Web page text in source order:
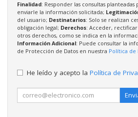
Finalidad: Responder las consultas planteadas
enviarle la información solicitada;
del usuario; Destinatarios: Solo se realizan
obligación legal; Derechos: Acceder,
otros derechos, como se indica en la
Información Adicional: Puede consultar la
de Protección de Datos en nuestra Política de
He leído y acepto la Política de